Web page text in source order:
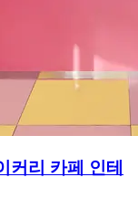
커리 카페 인테